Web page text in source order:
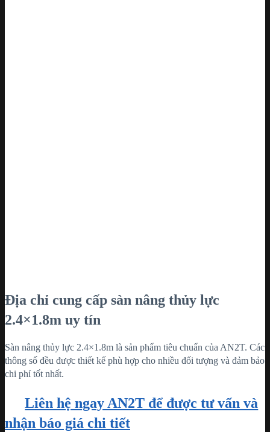
Địa chỉ cung cấp sàn nâng thủy lực
2.4×1.8m uy tín
Sàn nâng thủy lực 2.4×1.8m là sản phẩm tiêu chuẩn của AN2T. Các
thông số đều được thiết kế phù hợp cho nhiều đối tượng và đảm bảo
chi phí tốt nhất.
Liên hệ ngay AN2T để được tư vấn và
nhận báo giá chi tiết